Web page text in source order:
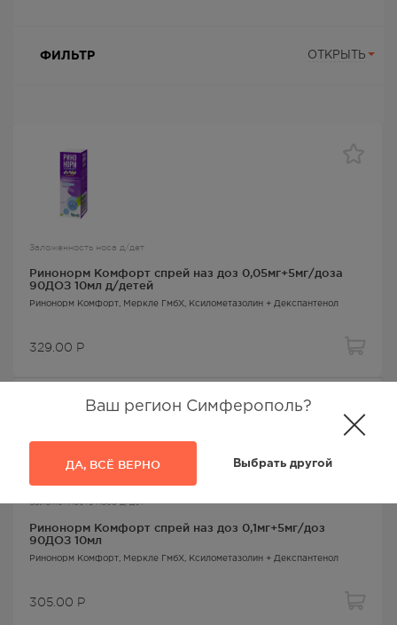
Ваш регион Симферополь?
ДА, ВСЁ ВЕРНО Выбрать другой
ФИЛЬТР ОТКРЫТЬ
Заложенность носа д/дет
Ринонорм Комфорт спрей наз доз 0,05мг+5мг/доза
90ДОЗ 10мл д/детей
Ринонорм Комфорт, Меркле ГмбХ, Ксилометазолин + Декспантенол
329.00 Р
Заложенность носа д/дет
Ринонорм Комфорт спрей наз доз 0,1мг+5мг/доз
90ДОЗ 10мл
Ринонорм Комфорт, Меркле ГмбХ, Ксилометазолин + Декспантенол
305.00 Р